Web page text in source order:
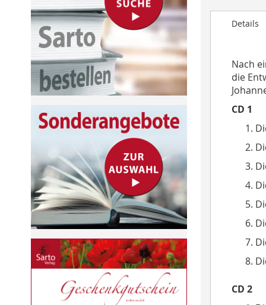
to
images
gallery
Details
Nach
die
CD 1
CD 2